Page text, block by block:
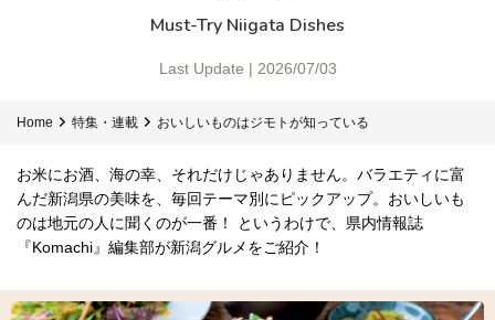
Must-Try Niigata Dishes
Last Update | 2026/07/03
Home 特集・連載 おいしいものはジモトが知っている
お米にお酒、海の幸、それだけじゃありません。バラエティに富
んだ新潟県の美味を、毎回テーマ別にピックアップ。おいしいも
のは地元の人に聞くのが一番！ というわけで、県内情報誌
『Komachi』編集部が新潟グルメをご紹介！